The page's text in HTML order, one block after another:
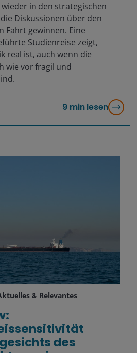
in den strategischen
Diskussionen über den
Fahrt gewinnen. Eine
Studienreise zeigt,
real ist, auch wenn die
wie vor fragil und
9 min lesen
& Relevantes
des